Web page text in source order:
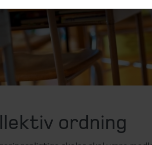
ordning